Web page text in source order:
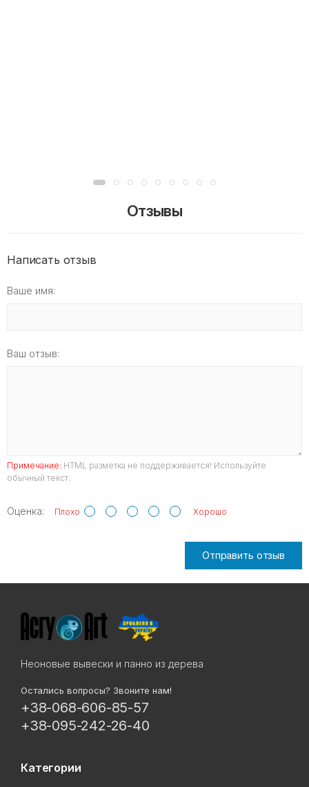
Отзывы
Написать отзыв
Ваше имя:
Ваш отзыв:
Примечание: HTML разметка не поддерживается! Используйте
обычный текст.
Оценка: Плохо Хорошо
Отправить отзыв
Неоновые вывески и панно из дерева
Остались вопросы? Звоните нам!
+38-068-606-85-57
+38-095-242-26-40
Категории